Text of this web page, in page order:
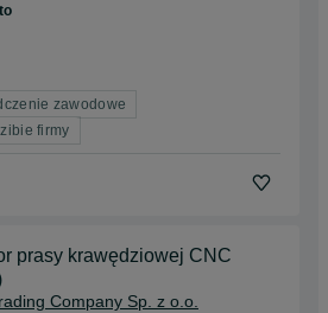
zawodowe
firmy
prasy krawędziowej CNC
Company Sp. z o.o.